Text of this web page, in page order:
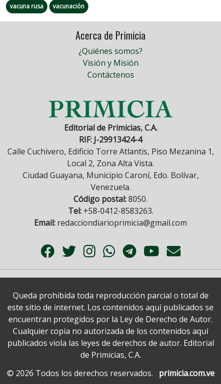
vacuna rusa
vacunación
Acerca de Primicia
¿Quiénes somos?
Visión y Misión
Contáctenos
Editorial de Primicias, C.A.
RIF: J-29913424-4
Calle Cuchivero, Edificio Torre Atlantis, Piso Mezanina 1,
Local 2, Zona Alta Vista.
Ciudad Guayana, Municipio Caroní, Edo. Bolívar,
Venezuela.
Código postal:8050.
Tel:+58-0412-8583263.
Email: redacciondiarioprimicia@gmail.com
Queda prohibida toda reproducción parcial o total de
este sitio de internet. Los contenidos aquí publicados se
encuentran protegidos por la Ley de Derecho de Autor.
Cualquier copia no autorizada de los contenidos aquí
publicados viola las leyes de derechos de autor. Editorial
de Primicias, C.A.
© 2026 Todos los derechos reservados.
primicia.com.ve